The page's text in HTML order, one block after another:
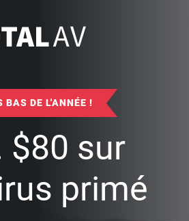
BAS DE L'ANNÉE !
$80 sur
primé